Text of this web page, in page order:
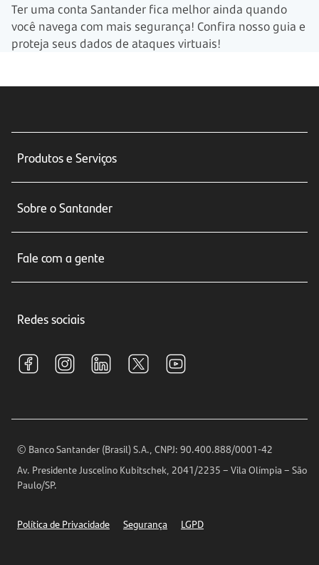
Ter uma conta Santander fica melhor ainda quando
você navega com mais segurança! Confira nosso guia e
proteja seus dados de ataques virtuais!
Produtos e Serviços
Seguros
Crédito e Financiamentos
Investimentos
Sobre o Santander
Relações com Investidores
Fale com a gente
Central de Renegociação
S.A.C
Encontre nossas agências
Horários de Atendimento
Telefones
Redes sociais
© Banco Santander (Brasil) S.A., CNPJ: 90.400.888/0001-42
Av. Presidente Juscelino Kubitschek, 2041/2235 – Vila Olímpia – São
Paulo/SP.
Política de Privacidade Segurança LGPD